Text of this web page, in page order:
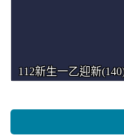
112新生一乙迎新